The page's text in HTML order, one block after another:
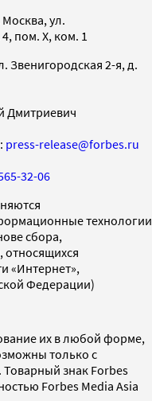
ул.
пом. X, ком. 1
Звенигородская 2-я, д.
Дмитриевич
press-release@forbes.ru
32-06
технологии
сбора,
относящихся
«Интернет»,
Федерации)
их в любой форме,
только с
знак Forbes
Forbes Media Asia